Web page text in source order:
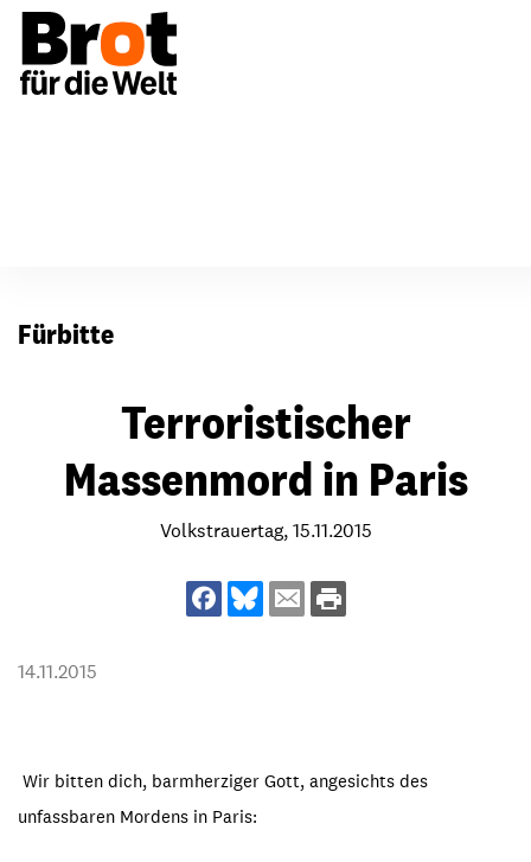
Fürbitte
Terroristischer
Massenmord in Paris
Volkstrauertag, 15.11.2015
14.11.2015
Wir bitten dich, barmherziger Gott, angesichts des
unfassbaren Mordens in Paris: